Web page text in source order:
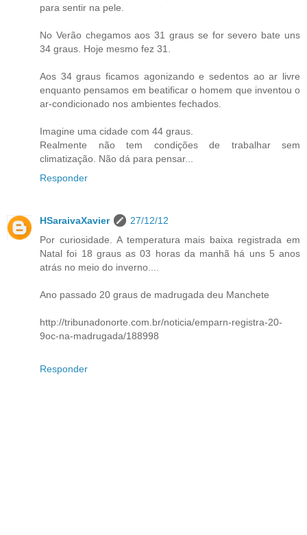
para sentir na pele.
No Verão chegamos aos 31 graus se for severo bate uns
34 graus. Hoje mesmo fez 31.
Aos 34 graus ficamos agonizando e sedentos ao ar livre
enquanto pensamos em beatificar o homem que inventou o
ar-condicionado nos ambientes fechados.
Imagine uma cidade com 44 graus.
Realmente não tem condições de trabalhar sem
climatização. Não dá para pensar...
Responder
HSaraivaXavier
27/12/12
Por curiosidade. A temperatura mais baixa registrada em
Natal foi 18 graus as 03 horas da manhã há uns 5 anos
atrás no meio do inverno....
Ano passado 20 graus de madrugada deu Manchete
http://tribunadonorte.com.br/noticia/emparn-registra-20-
9oc-na-madrugada/188998
Responder